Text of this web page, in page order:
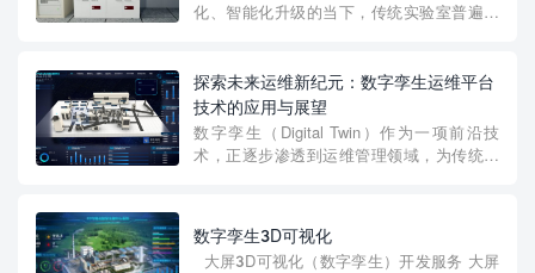
化、智能化升级的当下，传统实验室普遍面
检、单点监控、纸质台账的传统管理模式，
早已无法满足现代化实验室高精度环境管
控、全维度安全...
探索未来运维新纪元：数字孪生运维平台
技术的应用与展望
数字孪生（Digital Twin）作为一项前沿技
术，正逐步渗透到运维管理领域，为传统运
器数据、历史运行数据、仿真模型等多源信...
数字孪生3D可视化
大屏3D可视化（数字孪生）开发服务 大屏